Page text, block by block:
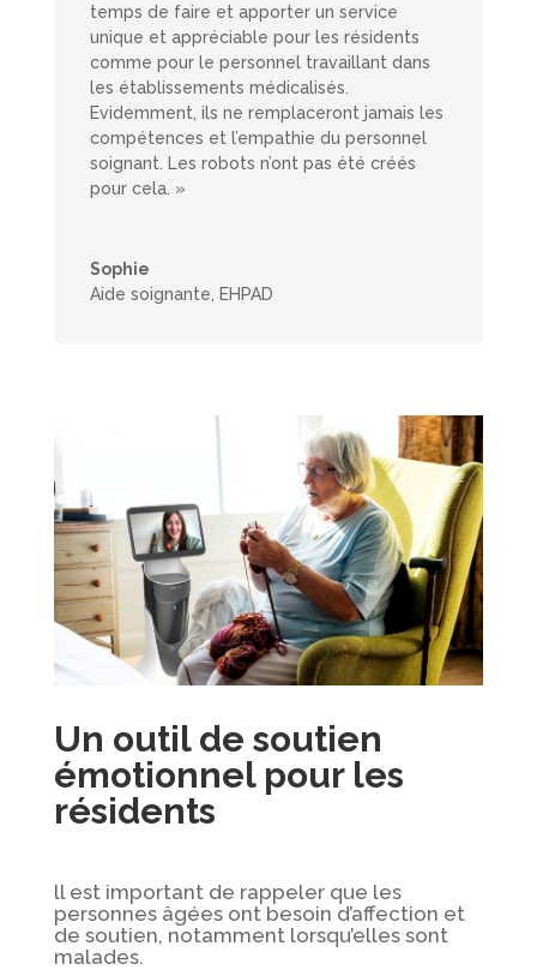
temps de faire et apporter un service
unique et appréciable pour les résidents
comme pour le personnel travaillant dans
les établissements médicalisés.
Evidemment, ils ne remplaceront jamais les
compétences et l’empathie du personnel
soignant. Les robots n’ont pas été créés
pour cela. »
Sophie
Aide soignante
EHPAD
Un outil de soutien
émotionnel pour les
résidents
ll est important de rappeler que les
personnes âgées ont besoin d’affection et
de soutien, notamment lorsqu’elles sont
malades.